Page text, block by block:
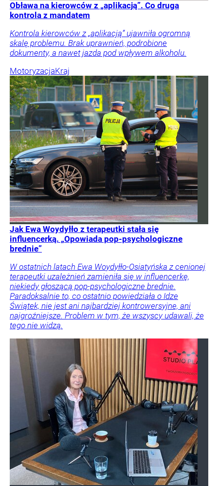
Obława na kierowców z „aplikacją”. Co druga
kontrola z mandatem
Kontrola kierowców z „aplikacją” ujawniła ogromną
skalę problemu. Brak uprawnień, podrobione
dokumenty, a nawet jazda pod wpływem alkoholu.
MotoryzacjaKraj
Jak Ewa Woydyłło z terapeutki stała się
influencerką. „Opowiada pop-psychologiczne
brednie”
W ostatnich latach Ewa Woydyłło-Osiatyńska z cenionej
terapeutki uzależnień zamieniła się w influencerkę,
niekiedy głoszącą pop-psychologiczne brednie.
Paradoksalnie to, co ostatnio powiedziała o Idze
Świątek, nie jest ani najbardziej kontrowersyjne, ani
najgroźniejsze. Problem w tym, że wszyscy udawali, że
tego nie widzą.